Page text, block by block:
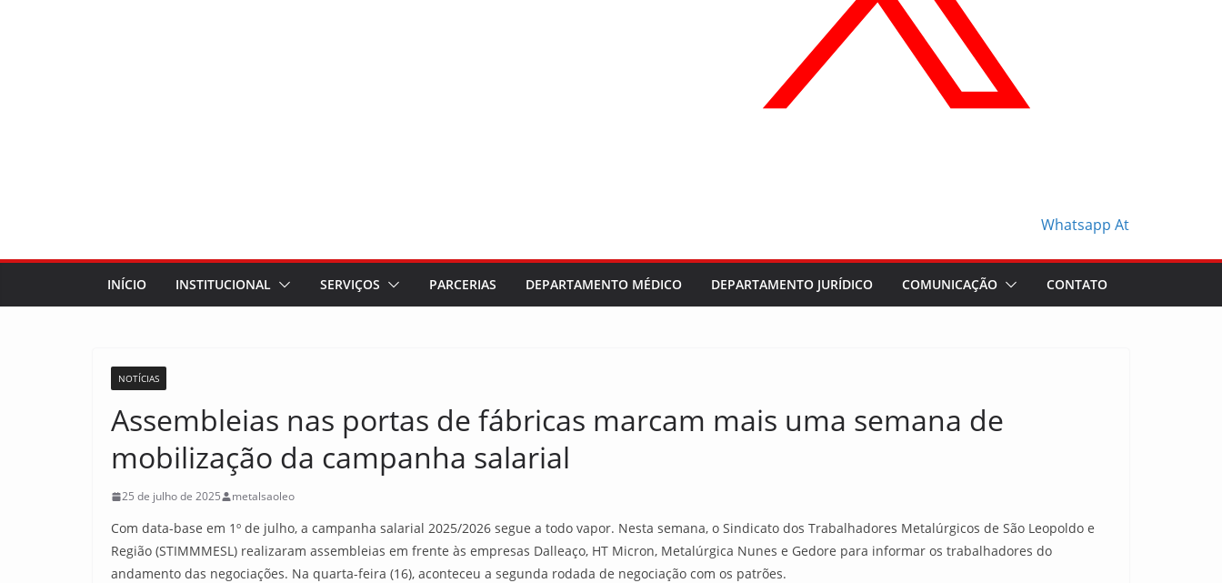
Whatsapp At
INÍCIO INSTITUCIONAL SERVIÇOS PARCERIAS DEPARTAMENTO MÉDICO DEPARTAMENTO JURÍDICO COMUNICAÇÃO CONTATO
NOTÍCIAS
Assembleias nas portas de fábricas marcam mais uma semana de
mobilização da campanha salarial
25 de julho de 2025 metalsaoleo
Com data-base em 1º de julho, a campanha salarial 2025/2026 segue a todo vapor. Nesta semana, o Sindicato dos Trabalhadores Metalúrgicos de São Leopoldo e
Região (STIMMMESL) realizaram assembleias em frente às empresas Dalleaço, HT Micron, Metalúrgica Nunes e Gedore para informar os trabalhadores do
andamento das negociações. Na quarta-feira (16), aconteceu a segunda rodada de negociação com os patrões.